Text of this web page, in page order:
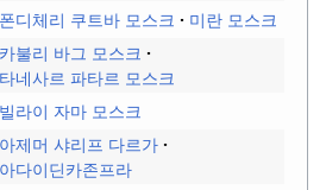
폰디체리 쿠트바 모스크 미란 모스크
카불리 바그 모스크
타네사르 파타르 모스크
빌라이 자마 모스크
아제머 샤리프 다르가
아다이딘카존프라